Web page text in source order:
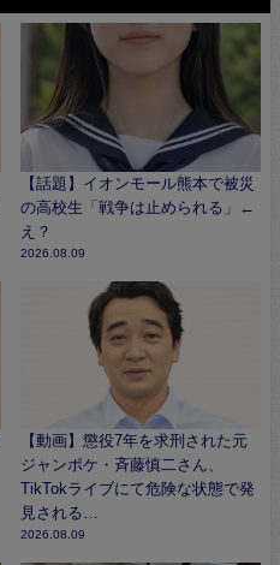
【話題】イオンモール熊本で被災
の高校生「戦争は止められる」←
え？
2026.08.09
【動画】懲役7年を求刑された元
ジャンポケ・斉藤慎二さん、
TikTokライブにて危険な状態で発
見される…
2026.08.09